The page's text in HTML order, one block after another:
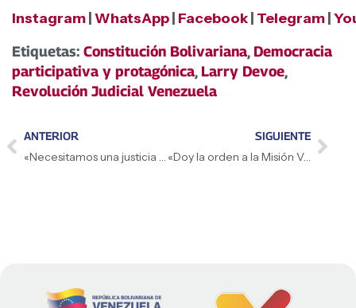
Instagram WhatsApp Facebook Telegram
Etiquetas: Constitución Bolivariana, Democracia
participativa y protagónica, Larry Devoe,
Revolución Judicial Venezuela
ANTERIOR
«Necesitamos una justicia que siente las bases verdaderas para cuando intenten sacudir la tranquilidad y la paz de Venezuela», aseguró la Presidenta (E) Delcy Rodríguez
SIGUIENTE
«Doy la orden a la Misión Venezuela Bella para que entregue este coliseo completamente adaptado a las comunidades del municipio Sucre», anunció la Presidenta (E) Delcy Rodríguez